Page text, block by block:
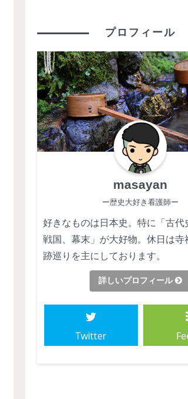
プロフィール
masayan
ー歴史大好き看護師ー
好きなものは日本史。特に「古代
戦国、幕末」が大好物。休日は寺
跡巡りを主にしております。
詳しいプロフィール
Twitter